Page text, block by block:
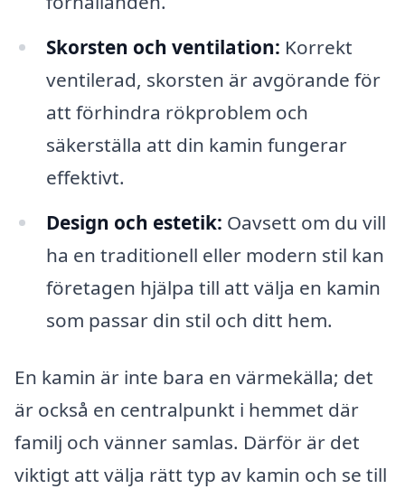
Skorsten och ventilation: Korrekt
ventilerad, skorsten är avgörande för
att förhindra rökproblem och
säkerställa att din kamin fungerar
effektivt.
Design och estetik: Oavsett om du vill
ha en traditionell eller modern stil kan
företagen hjälpa till att välja en kamin
som passar din stil och ditt hem.
En kamin är inte bara en värmekälla; det
är också en centralpunkt i hemmet där
familj och vänner samlas. Därför är det
viktigt att välja rätt typ av kamin och se till